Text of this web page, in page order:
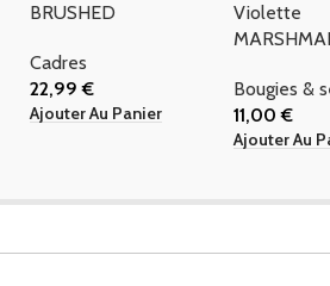
BRUSHED
Cadres
22,99€
Ajouter Au Panier
Violette
Bougies &
11,00€
Ajouter Au